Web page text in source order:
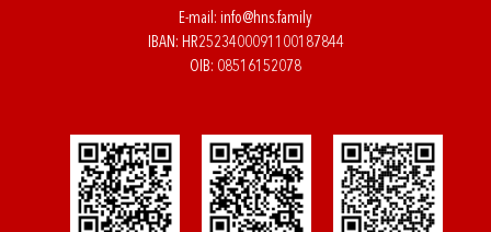
E-mail: info@hns.family
IBAN: HR2523400091100187844
OIB: 08516152078